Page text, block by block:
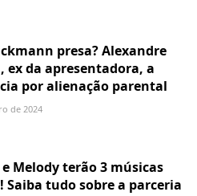
presa? Alexandre
ex da apresentadora, a
por alienação parental
de 2024
Melody terão 3 músicas
Saiba tudo sobre a parceria